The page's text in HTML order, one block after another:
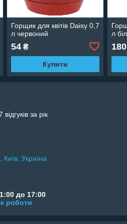
Горщик для квітів Daisy 0,7
л червоний
54₴
Купити
л
180
за рік
Україна
до 17:00
роботи